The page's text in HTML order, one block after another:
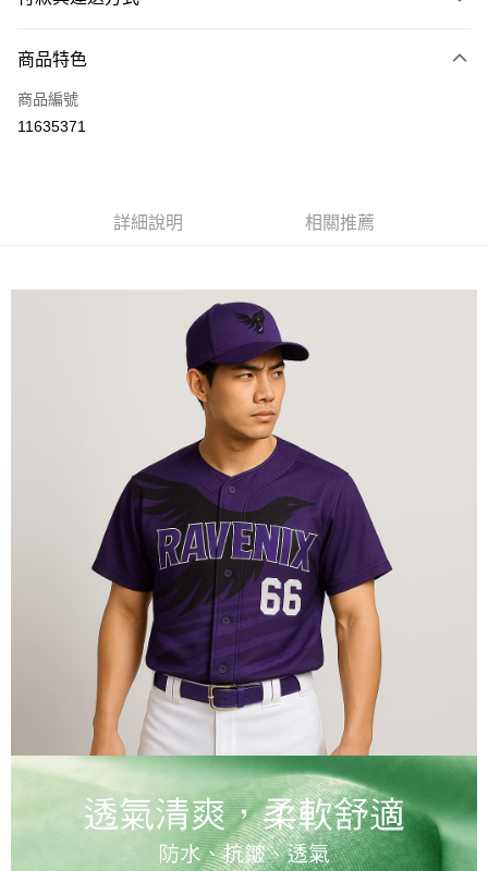
信用卡一次付款
運送方式
商品特色
商品編號
11635371
詳細說明 相關推薦